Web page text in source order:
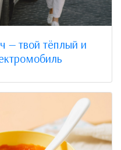
— твой тёплый и